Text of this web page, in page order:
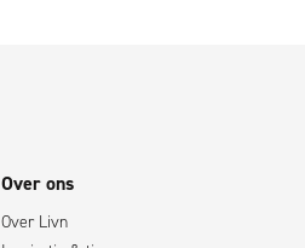
Over ons
Over Livn